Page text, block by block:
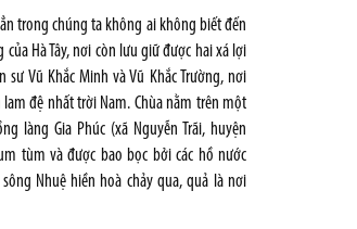
trong chúng ta không ai không biết đến
Hà Tây, nơi còn lưu giữ được hai xá lợi
Vũ Khắc Minh và Vũ Khắc Trường, nơi
đệ nhất trời Nam. Chùa nằm trên một
làng Gia Phúc (xã Nguyễn Trãi, huyện
tùm và được bao bọc bởi các hồ nước
Nhuệ hiền hoà chảy qua, quả là nơi